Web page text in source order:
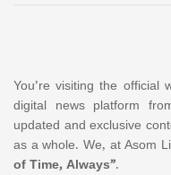
You’re visiting the official
digital news platform
updated and exclusive
as a whole. We, at Asom
of Time, Always”.